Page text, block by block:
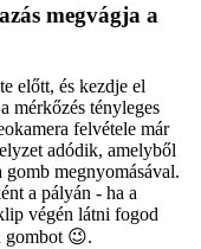
megvágja a
előtt, és kezdje el
mérkőzés tényleges
felvétele már
adódik, amelyből
megnyomásával.
a pályán - ha a
végén látni fogod
gombot 😉.